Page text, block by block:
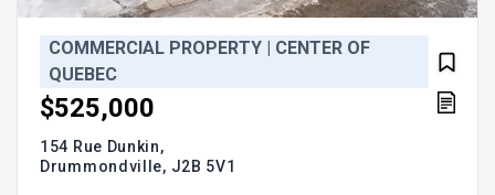
COMMERCIAL PROPERTY | CENTER OF
QUEBEC
$525,000
154 Rue Dunkin,
Drummondville, J2B 5V1